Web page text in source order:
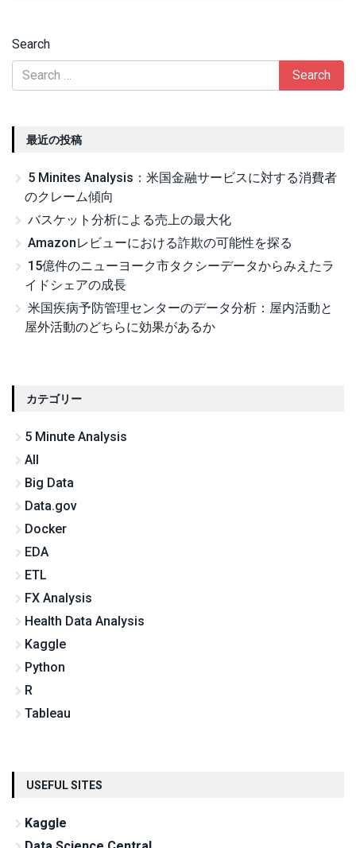
Search
最近の投稿
5 Minites Analysis：米国金融サービスに対する消費者
のクレーム傾向
バスケット分析による売上の最大化
Amazonレビューにおける詐欺の可能性を探る
15億件のニューヨーク市タクシーデータからみえたラ
イドシェアの成長
米国疾病予防管理センターのデータ分析：屋内活動と
屋外活動のどちらに効果があるか
カテゴリー
5 Minute Analysis
All
Big Data
Data.gov
Docker
EDA
ETL
FX Analysis
Health Data Analysis
Kaggle
Python
R
Tableau
USEFUL SITES
Kaggle